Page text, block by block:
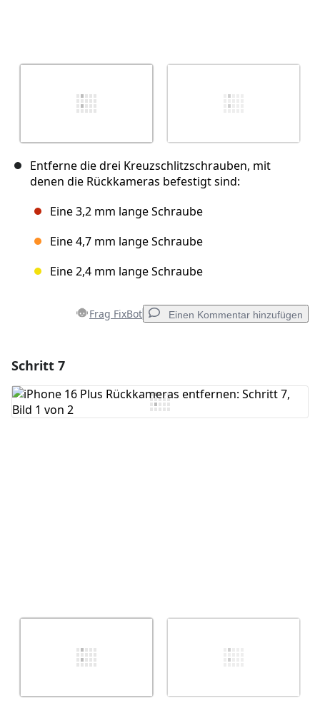
Entferne die drei Kreuzschlitzschrauben, mit
denen die Rückkameras befestigt sind:
Eine 3,2 mm lange Schraube
Eine 4,7 mm lange Schraube
Eine 2,4 mm lange Schraube
Frag FixBot Einen Kommentar hinzufügen
Kommentar hinzufügen
Schritt 7